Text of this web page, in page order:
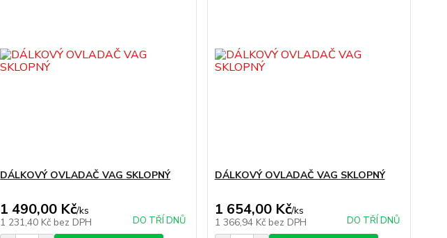
DÁLKOVÝ OVLADAČ VAG SKLOPNÝ
1 490,00 Kč/ks
1 231,40 Kč bez DPH DO TŘÍ DNŮ
DÁLKOVÝ OVLADAČ VAG SKLOPNÝ
1 654,00 Kč/ks
1 366,94 Kč bez DPH DO TŘÍ DNŮ